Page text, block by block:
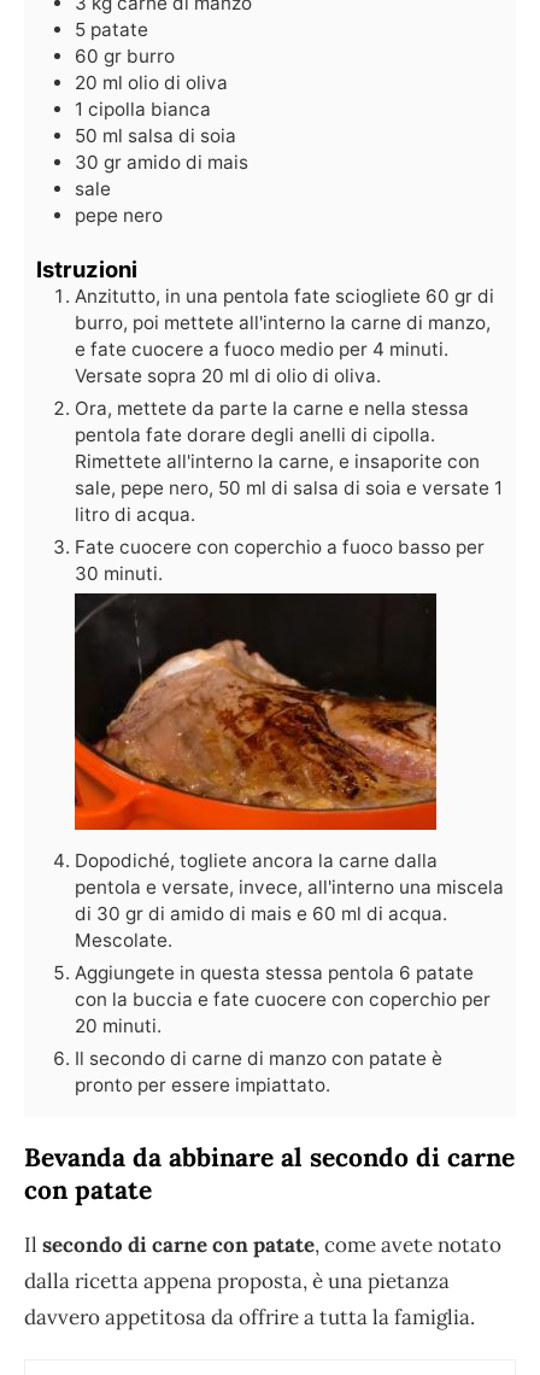
5 patate
60 gr burro
20 ml olio di oliva
1 cipolla bianca
50 ml salsa di soia
30 gr amido di mais
sale
pepe nero
Istruzioni
Anzitutto, in una pentola fate sciogliete 60 gr di
burro, poi mettete all'interno la carne di manzo,
e fate cuocere a fuoco medio per 4 minuti.
Versate sopra 20 ml di olio di oliva.
Ora, mettete da parte la carne e nella stessa
pentola fate dorare degli anelli di cipolla.
Rimettete all'interno la carne, e insaporite con
sale, pepe nero, 50 ml di salsa di soia e versate 1
litro di acqua.
Fate cuocere con coperchio a fuoco basso per
30 minuti.
Dopodiché, togliete ancora la carne dalla
pentola e versate, invece, all'interno una miscela
di 30 gr di amido di mais e 60 ml di acqua.
Mescolate.
Aggiungete in questa stessa pentola 6 patate
con la buccia e fate cuocere con coperchio per
20 minuti.
Il secondo di carne di manzo con patate è
pronto per essere impiattato.
Bevanda da abbinare al secondo di carne
con patate
Il secondo di carne con patate, come avete notato
dalla ricetta appena proposta, è una pietanza
davvero appetitosa da offrire a tutta la famiglia.